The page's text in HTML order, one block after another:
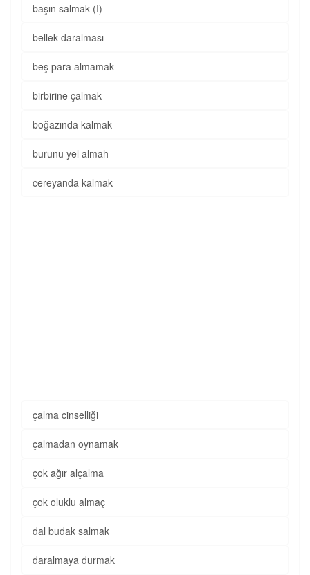
başın salmak (I)
bellek daralması
beş para almamak
birbirine çalmak
boğazında kalmak
burunu yel almah
cereyanda kalmak
çalma cinselliği
çalmadan oynamak
çok ağır alçalma
çok oluklu almaç
dal budak salmak
daralmaya durmak